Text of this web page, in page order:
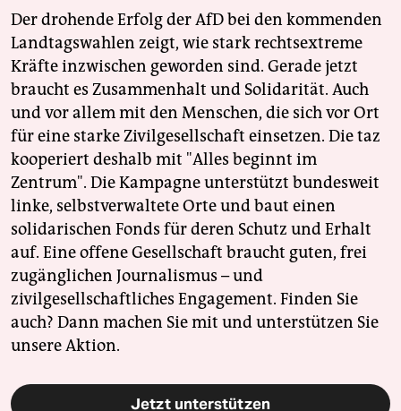
Der drohende Erfolg der AfD bei den kommenden
Landtagswahlen zeigt, wie stark rechtsextreme
Kräfte inzwischen geworden sind. Gerade jetzt
braucht es Zusammenhalt und Solidarität. Auch
und vor allem mit den Menschen, die sich vor Ort
für eine starke Zivilgesellschaft einsetzen. Die taz
kooperiert deshalb mit "Alles beginnt im
Zentrum". Die Kampagne unterstützt bundesweit
linke, selbstverwaltete Orte und baut einen
solidarischen Fonds für deren Schutz und Erhalt
auf. Eine offene Gesellschaft braucht guten, frei
zugänglichen Journalismus – und
zivilgesellschaftliches Engagement. Finden Sie
auch? Dann machen Sie mit und unterstützen Sie
unsere Aktion.
Jetzt unterstützen